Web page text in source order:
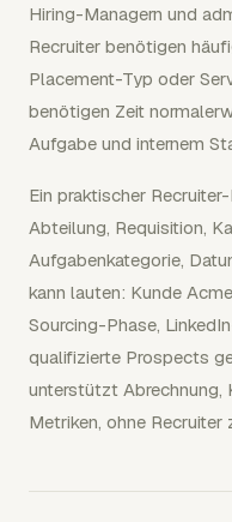
Hiring-Managern und
Recruiter benötigen
Placement-Typ oder
benötigen Zeit
Aufgabe und internem
Ein praktischer
Abteilung, Requisition,
Aufgabenkategorie,
kann lauten: Kunde
Sourcing-Phase,
qualifizierte Prospects
unterstützt Abrechnung,
Metriken, ohne Recruiter